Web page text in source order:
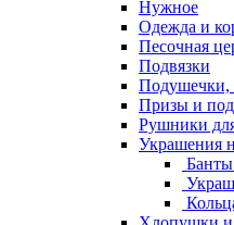
Нужное
Одежда и
Песочная
Подвязки
Подушечки,
Призы и
Рушники
Украшения
Банты